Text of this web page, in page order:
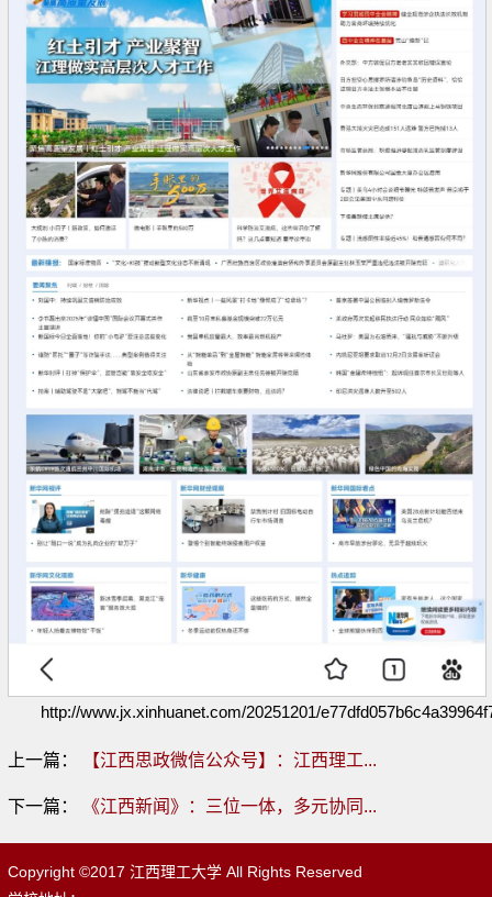
http://www.jx.xinhuanet.com/20251201/
上一篇： 【江西思政微信公众号】：江西理工...
下一篇： 《江西新闻》：三位一体，多元协同...
Copyright ©2017 江西理工大学 All Rights Reserved